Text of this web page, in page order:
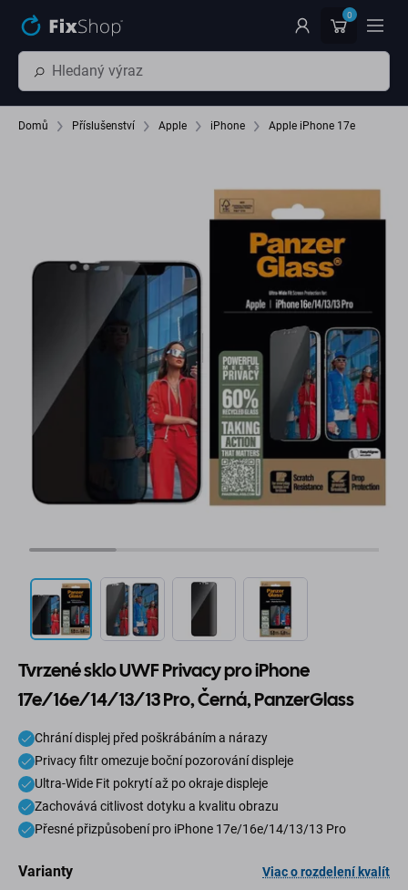
0
Domů Příslušenství Apple iPhone Apple iPhone 17e
Tvrzené sklo UWF Privacy pro iPhone
17e/16e/14/13/13 Pro, Černá, PanzerGlass
Chrání displej před poškrábáním a nárazy
Privacy filtr omezuje boční pozorování displeje
Ultra-Wide Fit pokrytí až po okraje displeje
Zachovává citlivost dotyku a kvalitu obrazu
Přesné přizpůsobení pro iPhone 17e/16e/14/13/13 Pro
Varianty Viac o rozdelení kvalít